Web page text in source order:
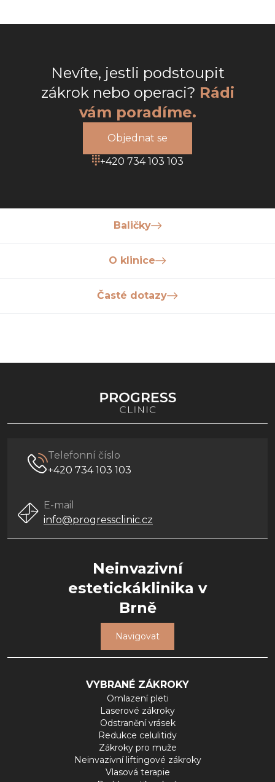
Nevíte, jestli podstoupit
zákrok nebo operaci? Rádi
vám poradíme.
Objednat se
+420 734 103 103
Baličky
O klinice
Časté dotazy
Telefonní číslo
+420 734 103 103
E-mail
info@progressclinic.cz
Neinvazivní
estetickáklinika v
Brně
Navigovat
VYBRANÉ ZÁKROKY
Omlazení pleti
Laserové zákroky
Odstranění vrásek
Redukce celulitidy
Zákroky pro muže
Neinvazivní liftingové zákroky
Vlasová terapie